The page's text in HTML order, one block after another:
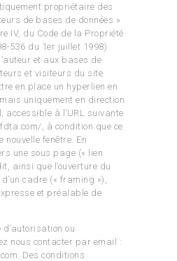
propriétaire des
de bases de données »
IV, du Code de la Propriété
536 du 1er juillet 1998)
et aux bases de
et visiteurs du site
en place un hyperlien en
uniquement en direction
accessible à l’URL suivante
, à condition que ce
nouvelle fenêtre. En
une sous page (« lien
ainsi que l’ouverture du
cadre (« framing »),
et préalable de
ou
nous contacter par email :
Des conditions